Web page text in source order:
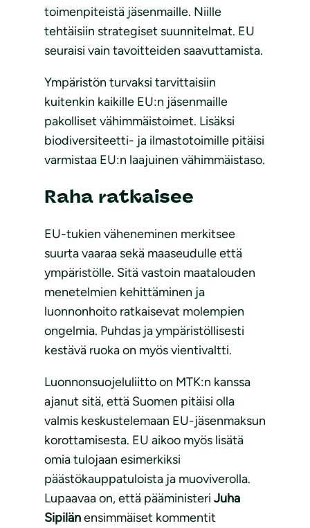
toimenpiteistä jäsenmaille. Niille
tehtäisiin strategiset suunnitelmat. EU
seuraisi vain tavoitteiden saavuttamista.
Ympäristön turvaksi tarvittaisiin
kuitenkin kaikille EU:n jäsenmaille
pakolliset vähimmäistoimet. Lisäksi
biodiversiteetti- ja ilmastotoimille pitäisi
varmistaa EU:n laajuinen vähimmäistaso.
Raha ratkaisee
EU-tukien väheneminen merkitsee
suurta vaaraa sekä maaseudulle että
ympäristölle. Sitä vastoin maatalouden
menetelmien kehittäminen ja
luonnonhoito ratkaisevat molempien
ongelmia. Puhdas ja ympäristöllisesti
kestävä ruoka on myös vientivaltti.
Luonnonsuojeluliitto on MTK:n kanssa
ajanut sitä, että Suomen pitäisi olla
valmis keskustelemaan EU-jäsenmaksun
korottamisesta. EU aikoo myös lisätä
omia tulojaan esimerkiksi
päästökauppatuloista ja muoviverolla.
Lupaavaa on, että pääministeri Juha
Sipilänensimmäiset kommentit